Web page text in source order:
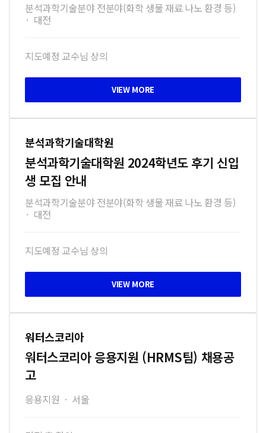
분석과학기술분야 전분야(화학 생물 재료 나노 환경 등)
· 대전
지도예정 교수님 상의
분석과학기술대학원
분석과학기술대학원 2024학년도 후기 신입
생 모집 안내
분석과학기술분야 전분야(화학 생물 재료 나노 환경 등)
· 대전
지도예정 교수님 상의
워터스코리아
워터스코리아 응용지원 (HRMS팀) 채용공
고
응용지원 · 서울